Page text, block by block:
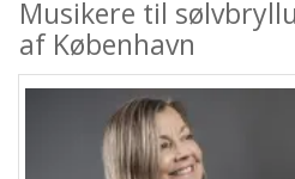
Musikere til
af København